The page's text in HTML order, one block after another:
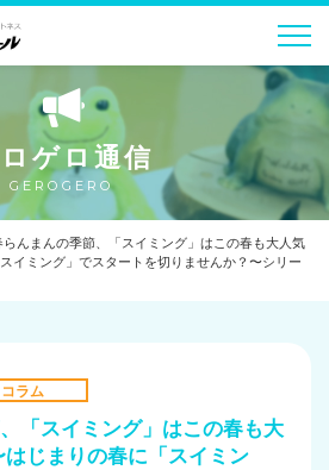
ゲロ通信
GEROGERO
らんまんの季節、「スイミング」はこの春も大人気
イミング」でスタートを切りませんか？〜シリー
コラム
「スイミング」はこの春も大
じまりの春に「スイミン